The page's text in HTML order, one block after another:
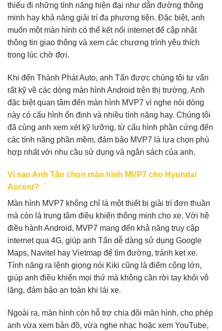
thiếu đi những tính năng hiện đại như dẫn đường thông
minh hay khả năng giải trí đa phương tiện. Đặc biệt, anh
muốn một màn hình có thể kết nối internet để cập nhật
thông tin giao thông và xem các chương trình yêu thích
trong lúc chờ đợi.
Khi đến Thành Phát Auto, anh Tấn được chúng tôi tư vấn
rất kỹ về các dòng màn hình Android trên thị trường. Anh
đặc biệt quan tâm đến màn hình MVP7 vì nghe nói dòng
này có cấu hình ổn định và nhiều tính năng hay. Chúng tôi
đã cùng anh xem xét kỹ lưỡng, từ cấu hình phần cứng đến
các tính năng phần mềm, đảm bảo MVP7 là lựa chọn phù
hợp nhất với nhu cầu sử dụng và ngân sách của anh.
Vì sao Anh Tấn chọn màn hình MVP7 cho Hyundai
Accent?
Màn hình MVP7 không chỉ là một thiết bị giải trí đơn thuần
mà còn là trung tâm điều khiển thông minh cho xe. Với hệ
điều hành Android, MVP7 mang đến khả năng truy cập
internet qua 4G, giúp anh Tấn dễ dàng sử dụng Google
Maps, Navitel hay Vietmap để tìm đường, tránh kẹt xe.
Tính năng ra lệnh giọng nói Kiki cũng là điểm cộng lớn,
giúp anh điều khiển mọi thứ mà không cần rời tay khỏi vô
lăng, đảm bảo an toàn khi lái xe.
Ngoài ra, màn hình còn hỗ trợ chia đôi màn hình, cho phép
anh vừa xem bản đồ, vừa nghe nhạc hoặc xem YouTube,